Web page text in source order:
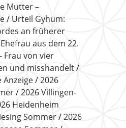
Mutter –
Urteil Gyhum:
an früherer
aus dem 22.
Frau von vier
und misshandelt
Anzeige
2026
2026 Villingen-
Heidenheim
Sommer
2026